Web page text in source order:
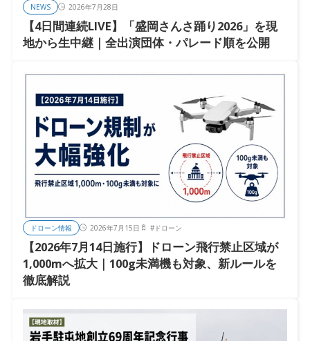
NEWS 2026年7月28日
【4日間連続LIVE】「盛岡さんさ踊り2026」を現
地から生中継｜全出演団体・パレード順を公開
ドローン情報 2026年7月15日 #ドローン
【2026年7月14日施行】ドローン飛行禁止区域が
1,000mへ拡大｜100g未満機も対象、新ルールを
徹底解説